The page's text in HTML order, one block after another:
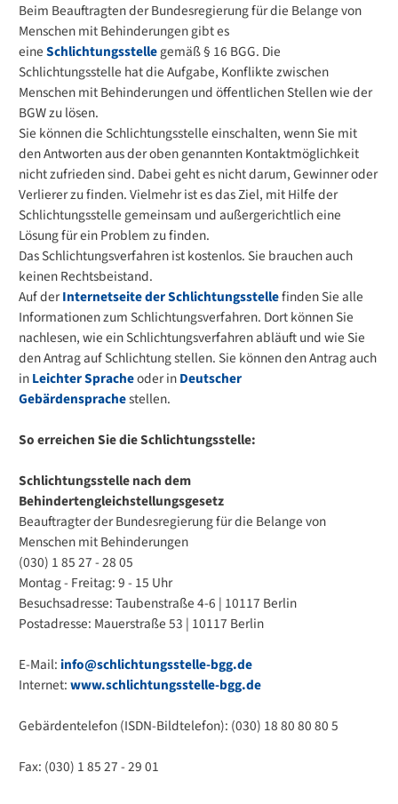
Beim Beauftragten der Bundesregierung für die Belange von
Menschen mit Behinderungen gibt es
eineSchlichtungsstellegemäß § 16 BGG. Die
Schlichtungsstelle hat die Aufgabe, Konflikte zwischen
Menschen mit Behinderungen und öffentlichen Stellen wie der
BGW zu lösen.
Sie können die Schlichtungsstelle einschalten, wenn Sie mit
den Antworten aus der oben genannten Kontaktmöglichkeit
nicht zufrieden sind. Dabei geht es nicht darum, Gewinner oder
Verlierer zu finden. Vielmehr ist es das Ziel, mit Hilfe der
Schlichtungsstelle gemeinsam und außergerichtlich eine
Lösung für ein Problem zu finden.
Das Schlichtungsverfahren ist kostenlos. Sie brauchen auch
keinen Rechtsbeistand.
Auf derInternetseite der Schlichtungsstellefinden Sie alle
Informationen zum Schlichtungsverfahren. Dort können Sie
nachlesen, wie ein Schlichtungsverfahren abläuft und wie Sie
den Antrag auf Schlichtung stellen. Sie können den Antrag auch
inLeichter Spracheoder inDeutscher
Gebärdensprachestellen.
So erreichen Sie die Schlichtungsstelle:
Schlichtungsstelle nach dem
Behindertengleichstellungsgesetz
Beauftragter der Bundesregierung für die Belange von
Menschen mit Behinderungen
(030) 1 85 27 - 28 05
Montag - Freitag: 9 - 15 Uhr
Besuchsadresse: Taubenstraße 4-6 | 10117 Berlin
Postadresse: Mauerstraße 53 | 10117 Berlin
E-Mail: info@schlichtungsstelle-bgg.de
Internet:www.schlichtungsstelle-bgg.de
Gebärdentelefon (ISDN-Bildtelefon): (030) 18 80 80 80 5
Fax: (030) 1 85 27 - 29 01